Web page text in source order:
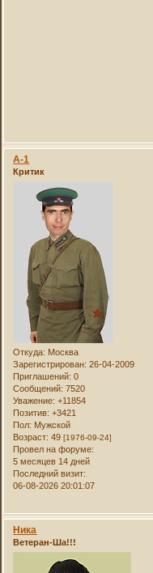
А-1
Критик
Откуда: Москва
Зарегистрирован: 26-04-2009
Приглашений: 0
Сообщений: 7520
Уважение: +11854
Позитив: +3421
Пол: Мужской
Возраст: 49[1976-09-24]
Провел на форуме:
5 месяцев 14 дней
Последний визит:
06-08-2026 20:01:07
Ника
Ветеран-Ша!!!